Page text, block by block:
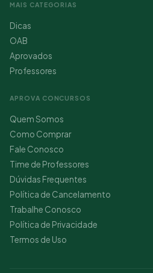
MAIS CATEGORIAS
Dicas
OAB
Aprovados
Professores
APROVA CONCURSOS
Quem Somos
Como Comprar
Fale Conosco
Time de Professores
Dúvidas Frequentes
Política de Cancelamento
Trabalhe Conosco
Política de Privacidade
Termos de Uso